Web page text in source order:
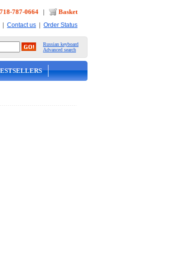
787-0664 | Basket
| Contact us | Order Status
Russian keyboard
Advanced search